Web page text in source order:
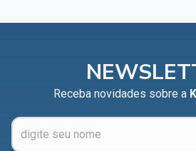
Receba novidades sobre a